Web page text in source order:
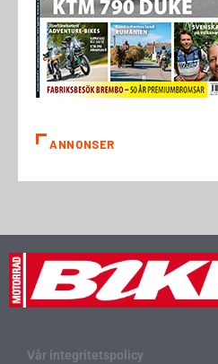
ANNONSER
Vår integritetspolicy